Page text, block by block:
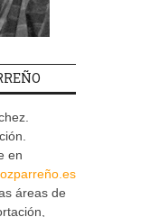
en
áreas de